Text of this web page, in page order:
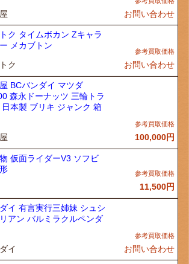
お問い合わせ
ク タイムボカン Zキャラ
メカブトン
ク お問い合わせ
BCバンダイ マツダ
森永ドーナッツ 三輪トラ
日本製 ブリキ ジャンク 箱
100,000円
仮面ライダーV3 ソフビ
11,500円
イ 有言実行三姉妹 シュシ
アン バルミラクルペンダ
イ お問い合わせ